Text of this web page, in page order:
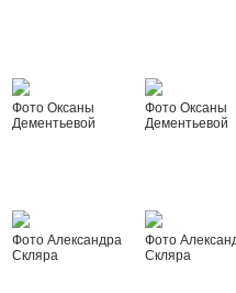
Фото Оксаны
Дементьевой
Фото Оксаны
Дементьевой
Фото Александра
Скляра
Фото
Скляра